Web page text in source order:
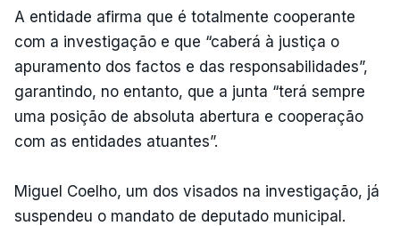
A entidade afirma que é totalmente cooperante
com a investigação e que “caberá à justiça o
apuramento dos factos e das responsabilidades”,
garantindo, no entanto, que a junta “terá sempre
uma posição de absoluta abertura e cooperação
com as entidades atuantes”.
Miguel Coelho, um dos visados na investigação, já
suspendeu o mandato de deputado municipal.